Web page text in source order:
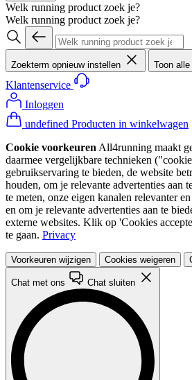
Welk running product zoek je?
Welk running product zoek je?
Zoekterm opnieuw instellen Toon
Klantenservice
Inloggen
undefined Producten in winkelwagen
Cookie voorkeuren All4running maakt
daarmee vergelijkbare technieken
gebruikservaring te bieden, de website
houden, om je relevante advertenties aan
te meten, onze eigen kanalen relevanter
en om je relevante advertenties aan te
externe websites. Klik op 'Cookies
te gaan. Privacy
Voorkeuren wijzigen Cookies weigeren
Chat met ons Chat sluiten